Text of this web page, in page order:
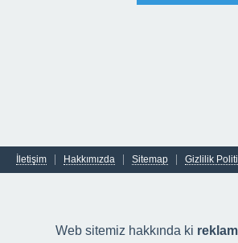
İletişim Hakkımızda Sitemap Gizlilik
Web sitemiz hakkında ki reklam